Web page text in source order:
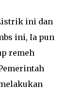
ini dan
ini, Ia pun
remeh